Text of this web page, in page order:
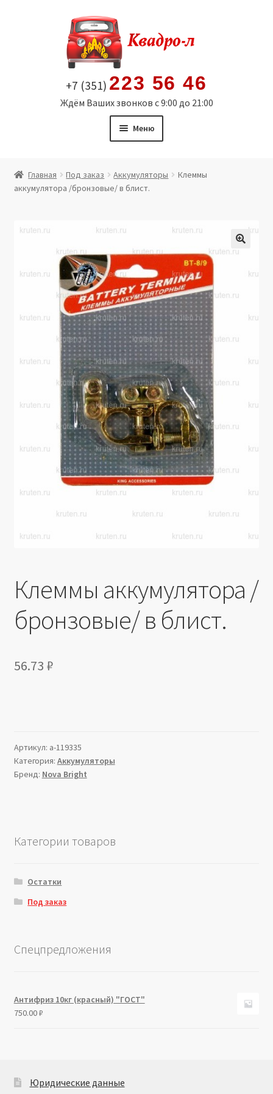
содержимому
+7 (351) 223 56 46
Ждём Ваших звонков с 9:00 до 21:00
Меню
Витрина
Политика в отношении обработки персональных
данных
Производители
Юридические данные
Главная Под заказ Аккумуляторы
Клеммы
аккумулятора /бронзовые/ в блист.
🔍
Клеммы аккумулятора /
бронзовые/ в блист.
56.73 ₽
Артикул: a-119335
Категория: Аккумуляторы
Бренд: Nova Bright
Категории товаров
Остатки
Под заказ
Спецпредложения
Антифриз 10кг (красный) "ГОСТ"
750.00₽
Юридические данные